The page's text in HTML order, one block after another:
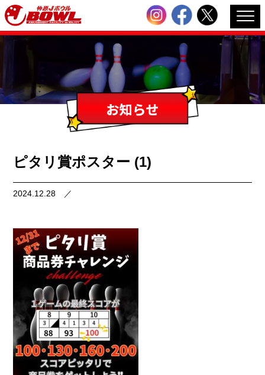
ピタリ賞ポスター (1)
2024.12.28 ／